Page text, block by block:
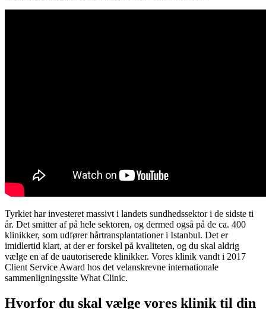
Tyrkiet har investeret massivt i landets sundhedssektor i de sidste ti
år. Det smitter af på hele sektoren, og dermed også på de ca. 400
klinikker, som udfører hårtransplantationer i Istanbul. Det er
imidlertid klart, at der er forskel på kvaliteten, og du skal aldrig
vælge en af de uautoriserede klinikker. Vores klinik vandt i 2017
Client Service Award hos det velanskrevne internationale
sammenligningssite What Clinic.
Hvorfor du skal vælge vores klinik til din